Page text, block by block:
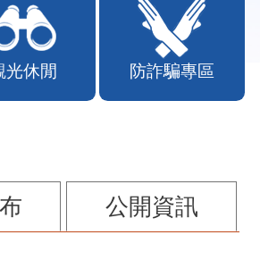
光休閒 防詐騙專區
公開資訊